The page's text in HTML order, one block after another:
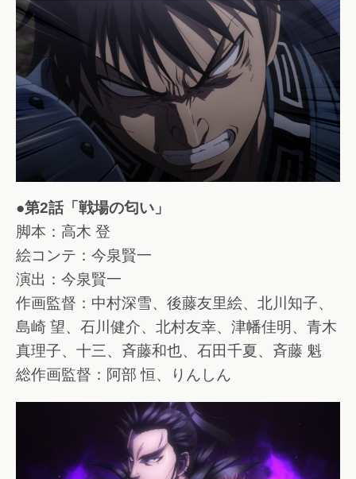
●第2話「戦場の匂い」
脚本：高木 登
絵コンテ：今泉賢一
演出：今泉賢一
作画監督：中村深雪、後藤友里絵、北川知子、
島崎 望、石川健介、北村友幸、津幡佳明、青木
真理子、十三、斉藤和也、石田千夏、斉藤 魁
総作画監督：阿部 恒、りんしん